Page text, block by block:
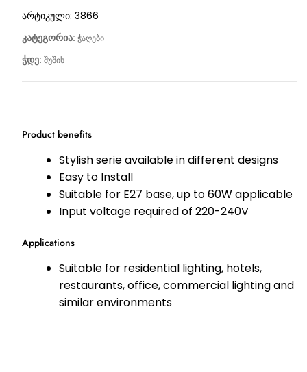
არტიკული: 3866
კატეგორია: ჭაღები
ჭდე: შუშის
Product benefits
Stylish serie available in different designs
Easy to Install
Suitable for E27 base, up to 60W applicable
Input voltage required of 220-240V
Applications
Suitable for residential lighting, hotels,
restaurants, office, commercial lighting and
similar environments